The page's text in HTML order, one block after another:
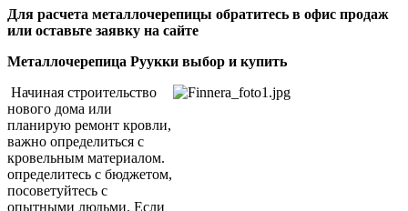
Для расчета металлочерепицы обратитесь в офис продаж
или оставьте заявку на сайте
Металлочерепица Руукки выбор и купить
Начиная строительство
нового дома или
планирую ремонт кровли,
важно определиться с
кровельным материалом.
определитесь с бюджетом,
посоветуйтесь с
опытными людьми. Если